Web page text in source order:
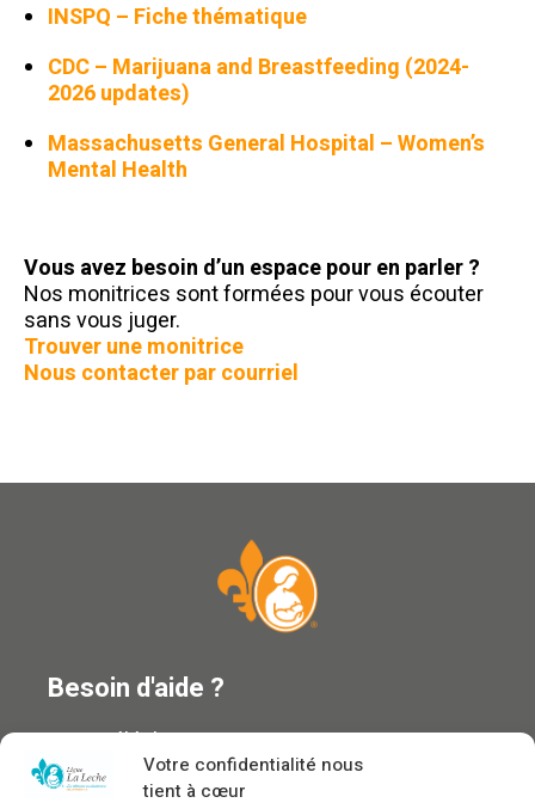
Votre confidentialité nous
tient à cœur
INSPQ – Fiche thématique
CDC – Marijuana and Breastfeeding (2024-
2026 updates)
Massachusetts General Hospital – Women’s
Mental Health
Vous avez besoin d’un espace pour en parler ?
Nos monitrices sont formées pour vous écouter
sans vous juger.
Trouver une monitrice
Nous contacter par courriel
Besoin d'aide ?
Ligne téléphonique : 1 866 ALLAITE
Courriel :
information@allaitement.ca
Trouver du soutien